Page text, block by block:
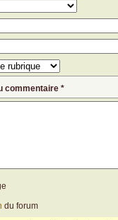
commentaire *
du forum